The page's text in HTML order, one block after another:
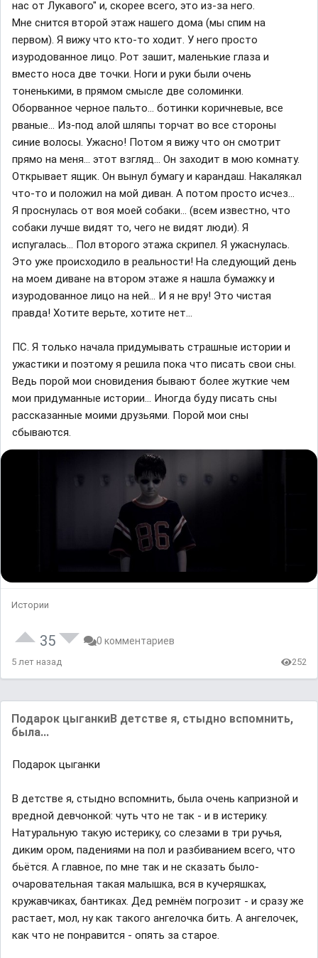
нас от Лукавого" и, скорее всего, это из-за него.
Мне снится второй этаж нашего дома (мы спим на
первом). Я вижу что кто-то ходит. У него просто
изуродованное лицо. Рот зашит, маленькие глаза и
вместо носа две точки. Ноги и руки были очень
тоненькими, в прямом смысле две соломинки.
Оборванное черное пальто... ботинки коричневые, все
рваные... Из-под алой шляпы торчат во все стороны
синие волосы. Ужасно! Потом я вижу что он смотрит
прямо на меня... этот взгляд... Он заходит в мою комнату.
Открывает ящик. Он вынул бумагу и карандаш. Накалякал
что-то и положил на мой диван. А потом просто исчез...
Я проснулась от воя моей собаки... (всем известно, что
собаки лучше видят то, чего не видят люди). Я
испугалась... Пол второго этажа скрипел. Я ужаснулась.
Это уже происходило в реальности! На следующий день
на моем диване на втором этаже я нашла бумажку и
изуродованное лицо на ней... И я не вру! Это чистая
правда! Хотите верьте, хотите нет...
ПС. Я только начала придумывать страшные истории и
ужастики и поэтому я решила пока что писать свои сны.
Ведь порой мои сновидения бывают более жуткие чем
мои придуманные истории... Иногда буду писать сны
рассказанные моими друзьями. Порой мои сны
сбываются.
Истории
35 0 комментариев
5 лет назад 252
Подарок цыганкиВ детстве я, стыдно вспомнить,
была...
Подарок цыганки
В детстве я, стыдно вспомнить, была очень капризной и
вредной девчонкой: чуть что не так - и в истерику.
Натуральную такую истерику, со слезами в три ручья,
диким ором, падениями на пол и разбиванием всего, что
бьётся. А главное, по мне так и не сказать было-
очаровательная такая малышка, вся в кучеряшках,
кружавчиках, бантиках. Дед ремнём погрозит - и сразу же
растает, мол, ну как такого ангелочка бить. А ангелочек,
как что не понравится - опять за старое.